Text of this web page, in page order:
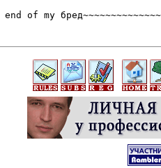
end of my